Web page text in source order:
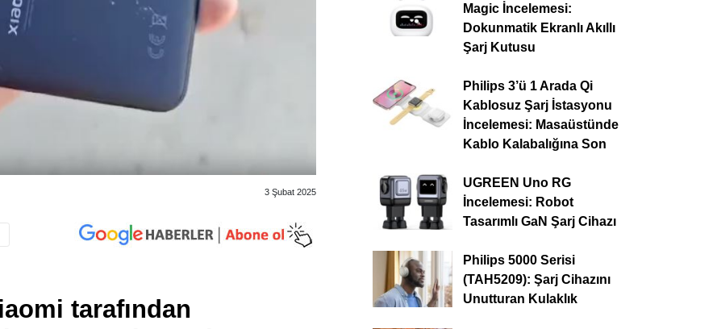
3 Şubat 2025
tarafından
Magic İncelemesi:
Dokunmatik Ekranlı Akıllı
Şarj Kutusu
Philips 3’ü 1 Arada Qi
Kablosuz Şarj İstasyonu
İncelemesi: Masaüstünde
Kablo Kalabalığına Son
UGREEN Uno RG
İncelemesi: Robot
Tasarımlı GaN Şarj Cihazı
Philips 5000 Serisi
(TAH5209): Şarj Cihazını
Unutturan Kulaklık